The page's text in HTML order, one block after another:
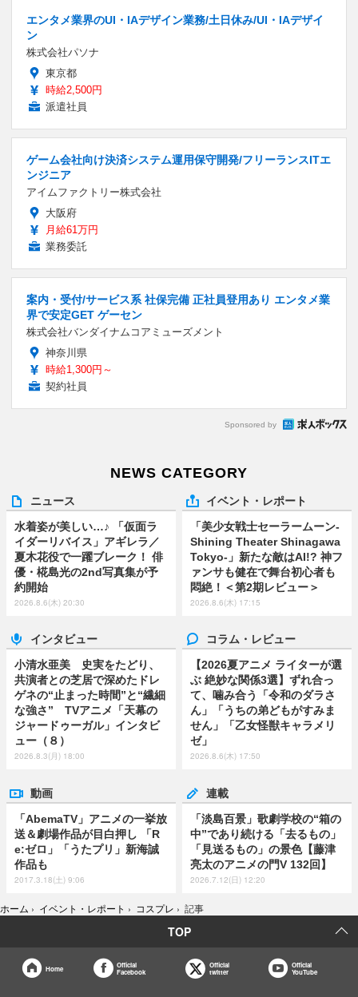
エンタメ業界のUI・IAデザイン業務/土日休み/UI・IAデザイ
ン
株式会社パソナ
東京都
時給2,500円
派遣社員
ゲーム会社向け決済システム運用保守開発/フリーランスITエ
ンジニア
アイムファクトリー株式会社
大阪府
月給61万円
業務委託
案内・受付/サービス系 社保完備 正社員登用あり エンタメ業
界で安定GET ゲーセン
株式会社バンダイナムコアミューズメント
神奈川県
時給1,300円～
契約社員
Sponsored by
NEWS CATEGORY
ニュース
水着姿が美しい…♪ 「仮面ラ
イダーリバイス」アギレラ／
夏木花役で一躍ブレーク！ 俳
優・椛島光の2nd写真集が予
約開始
2026.8.6(木) 20:30
イベント・レポート
「美少女戦士セーラームーン-
Shining Theater Shinagawa
Tokyo-」新たな敵はAI!? 神フ
ァンサも健在で舞台初心者も
悶絶！＜第2期レビュー＞
2026.8.6(木) 17:15
インタビュー
小清水亜美 史実をたどり、
共演者との芝居で深めたドレ
ゲネの“止まった時間”と“繊細
な強さ” TVアニメ「天幕の
ジャードゥーガル」インタビ
ュー（８）
2026.8.3(月) 18:00
コラム・レビュー
【2026夏アニメ ライターが選
ぶ 絶妙な関係3選】ずれ合っ
て、噛み合う「令和のダラさ
ん」「うちの弟どもがすみま
せん」「乙女怪獣キャラメリ
ゼ」
2026.8.6(木) 17:50
動画
「AbemaTV」アニメの一挙放
送＆劇場作品が目白押し 「R
e:ゼロ」「うたプリ」新海誠
作品も
2017.3.18(土) 9:06
連載
「淡島百景」歌劇学校の“箱の
中”であり続ける「去るもの」
「見送るもの」の景色【藤津
亮太のアニメの門V 132回】
2026.7.12(日) 12:20
ホーム › イベント・レポート › コスプレ › 記事
TOP
Home
Official
Facebook
Official
twitter
Official
YouTube